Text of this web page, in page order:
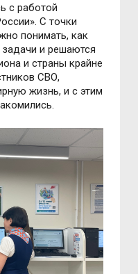
с работой
С точки
понимать, как
задачи и решаются
и страны крайне
СВО,
жизнь, и с этим